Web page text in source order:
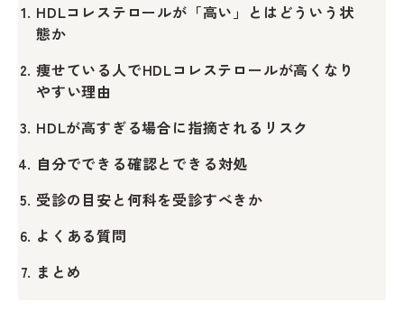
HDLコレステロールが「高い」とはどういう状
態か
痩せている人でHDLコレステロールが高くなり
やすい理由
HDLが高すぎる場合に指摘されるリスク
自分でできる確認とできる対処
受診の目安と何科を受診すべきか
よくある質問
まとめ